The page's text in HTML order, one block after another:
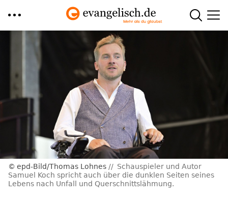
epd-Bild/Thomas Lohnes
Schauspieler und Autor
Samuel Koch spricht auch über die dunklen Seiten seines
Lebens nach Unfall und Querschnittslähmung.